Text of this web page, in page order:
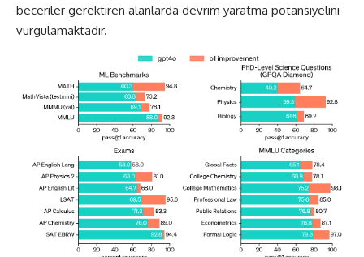
beceriler gerektiren alanlarda devrim yaratma potansiyelini
vurgulamaktadır.